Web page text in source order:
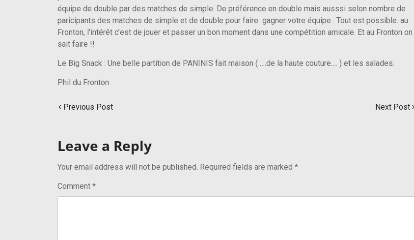
équipe de double par des matches de simple. De préférence en double mais ausssi selon nombre de
paricipants des matches de simple et de double pour faire gagner votre équipe . Tout est possible. au
Fronton, l’intérêt c’est de jouer et passer un bon moment dans une compétition amicale. Et au Fronton on
sait faire !!
Le Big Snack : Une belle partition de PANINIS fait maison ( ….de la haute couture…. ) et les salades.
Phil du Fronton
Previous Post Next Post
Leave a Reply
Your email address will not be published. Required fields are marked *
Comment *